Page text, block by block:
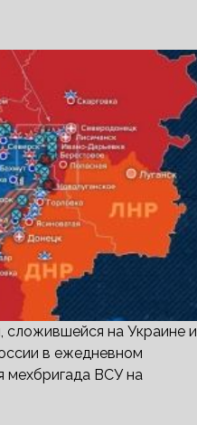
сложившейся на Украине и
в ежедневном
мехбригада ВСУ на